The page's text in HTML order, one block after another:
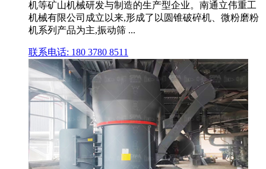
机等矿山机械研发与制造的生产型企业。南通立伟重工
机械有限公司成立以来,形成了以圆锥破碎机、微粉磨粉
机系列产品为主,振动筛 ...
联系电话: 180 3780 8511